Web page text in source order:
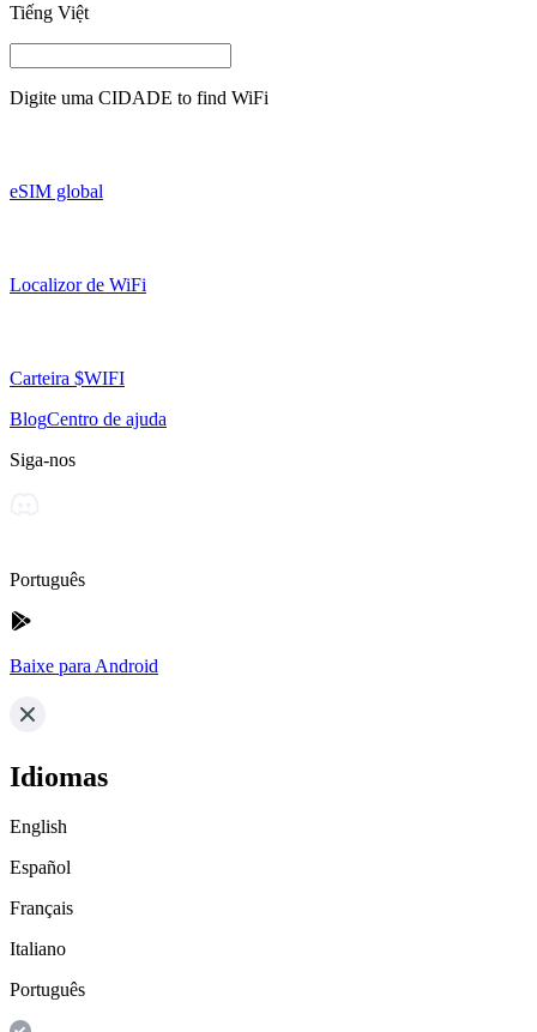
Tiếng Việt
Digite uma CIDADE to find WiFi
eSIM global
Localizor de WiFi
Carteira $WIFI
BlogCentro de ajuda
Siga-nos
Português
Baixe para Android
Idiomas
English
Español
Français
Italiano
Português